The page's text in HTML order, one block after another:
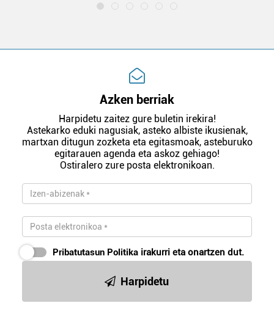
Azken berriak
Harpidetu zaitez gure buletin irekira!
Astekarko eduki nagusiak, asteko albiste ikusienak,
martxan ditugun zozketa eta egitasmoak, asteburuko
egitarauen agenda eta askoz gehiago!
Ostiralero zure posta elektronikoan.
Pribatutasun Politika irakurri eta onartzen dut.
Harpidetu